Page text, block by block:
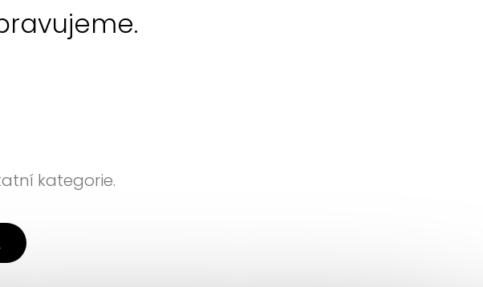
kategorie.